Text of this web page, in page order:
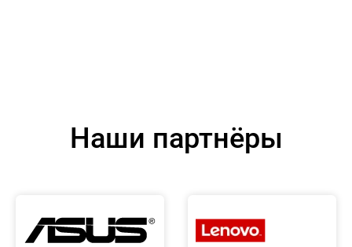
Наши партнёры